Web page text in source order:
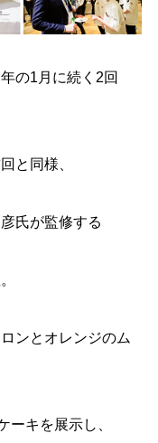
の1 月に続く 2回
と同様、
氏が監修する
ンとオレンジのム
ーキを展示し、